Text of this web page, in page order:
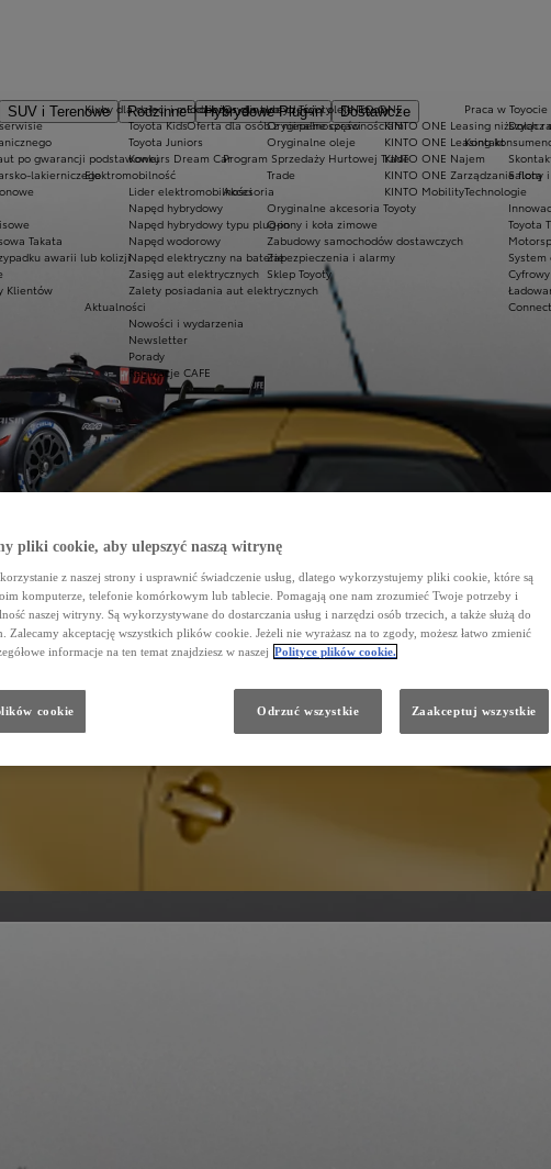
SUV i Terenowe Rodzinne Hybrydowe Plug-in
Dostawcze
Ekobonus dla hybryd Toyoty
Oferta dla osób z niepełnosprawnościami
Kluby dla dzieci i młodzieży
Toyota Kids
Toyota Juniors
Konkurs Dream Car
Elektromobilność
Lider elektromobilności
Napęd hybrydowy
Napęd hybrydowy typu plug-in
Napęd wodorowy
Napęd elektryczny na baterię
Zasięg aut elektrycznych
Zalety posiadania aut elektrycznych
Aktualności
Nowości i wydarzenia
Newsletter
Porady
Regulacje CAFE
Praca w Toyocie
Dołącz
Kontakt
Salony
Technologie
Toyota
System
KINTO ONE
KINTO ONE Leasing niższych
KINTO ONE Leasing
KINTO ONE Najem
KINTO ONE Zarządzanie flotą
KINTO Mobility
po gwarancji podstawowej
lakierniczego
Takata
awarii lub kolizji
Klientów
Oryginalne części i oleje Toyoty
Oryginalne części
Oryginalne oleje
Program Sprzedaży Hurtowej Trade
Trade
Akcesoria
Oryginalne akcesoria Toyoty
Opony i koła zimowe
Zabudowy samochodów dostawczych
Zabezpieczenia i alarmy
Sklep Toyoty
pliki cookie, aby ulepszyć naszą witrynę
z naszej strony i usprawnić świadczenie usług, dlatego wykorzystujemy pliki cookie, które są
komputerze, telefonie komórkowym lub tablecie. Pomagają one nam zrozumieć Twoje potrzeby i
naszej witryny. Są wykorzystywane do dostarczania usług i narzędzi osób trzecich, a także służą do
Zalecamy akceptację wszystkich plików cookie. Jeżeli nie wyrażasz na to zgody, możesz łatwo zmienić
informacje na ten temat znajdziesz w naszej Polityce plików cookie.
cookie Odrzuć wszystkie Zaakceptuj wszystkie